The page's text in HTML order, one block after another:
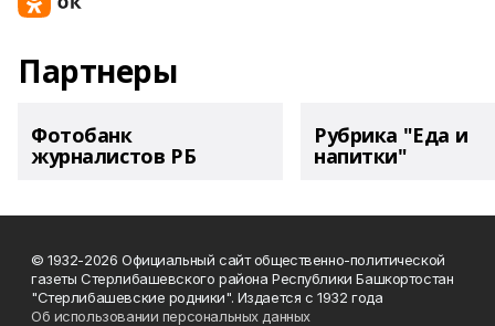
Партнеры
Фотобанк
журналистов РБ
Рубрика "Еда и
напитки"
© 1932-2026 Официальный сайт общественно-политической
газеты Стерлибашевского района Республики Башкортостан
"Стерлибашевские родники". Издается с 1932 года
Об использовании персональных данных